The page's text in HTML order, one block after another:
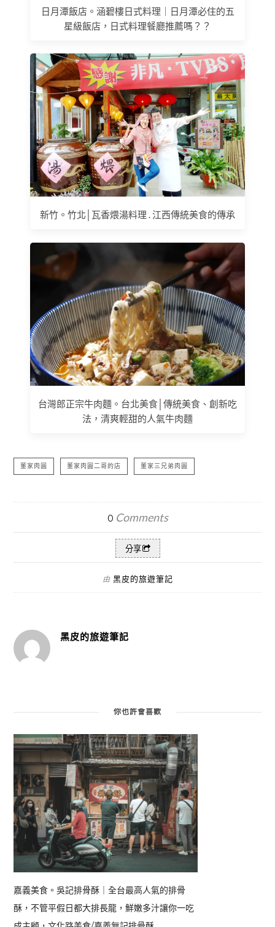
日月潭飯店。涵碧樓日式料理｜日月潭必住的五
星級飯店，日式料理餐廳推薦嗎？？
新竹。竹北│瓦香煨湯料理 . 江西傳統美食的傳承
台灣郎正宗牛肉麵。台北美食│傳統美食、創新吃
法，清爽輕甜的人氣牛肉麵
董家肉圓 董家肉圓二哥的店 董家三兄弟肉圓
0 Comments
分享
由 黑皮的旅遊筆記
黑皮的旅遊筆記
你也許會喜歡
嘉義美食。吳記排骨酥｜全台最高人氣的排骨
酥，不管平假日都大排長龍，鮮嫩多汁讓你一吃